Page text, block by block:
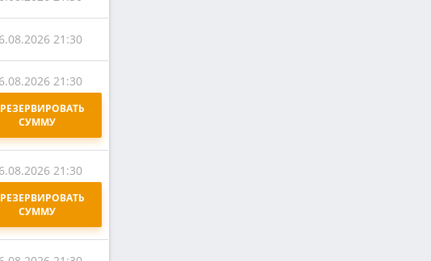
21:30
21:30
СУММУ
21:30
СУММУ